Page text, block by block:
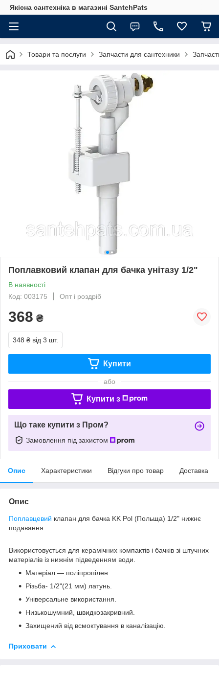
Якісна сантехніка в магазині SantehPats
Товари та послуги Запчасти для сантехники
Поплавковий клапан для бачка унітазу 1/2"
В наявності
Код: 003175
Опт і роздріб
368 ₴
348 ₴ від 3 шт.
Купити
або
Купити з
Що таке купити з Пром?
Замовлення під захистом
Опис Характеристики Відгуки про товар Доставка
Опис
Поплавцевий клапан для бачка KK Pol (Польща) 1/2" нижнє
подавання
Використовується для керамічних компактів і бачків зі штучних
матеріалів із нижнім підведенням води.
Матеріал — поліпропілен
Різьба- 1/2"(21 мм) латунь.
Універсальне використання.
Низькошумний, швидкозакривний.
Захищений від всмоктування в каналізацію.
Приховати